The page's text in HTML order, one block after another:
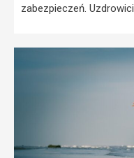
zabezpieczeń.